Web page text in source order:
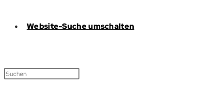
Website-Suche umschalten